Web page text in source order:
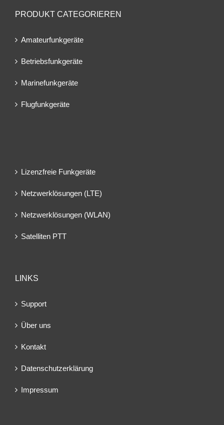
PRODUKT CATEGORIEREN
Amateurfunkgeräte
Betriebsfunkgeräte
Marinefunkgeräte
Flugfunkgeräte
Lizenzfreie Funkgeräte
Netzwerklösungen (LTE)
Netzwerklösungen (WLAN)
Satelliten PTT
LINKS
Support
Über uns
Kontakt
Datenschutzerklärung
Impressum